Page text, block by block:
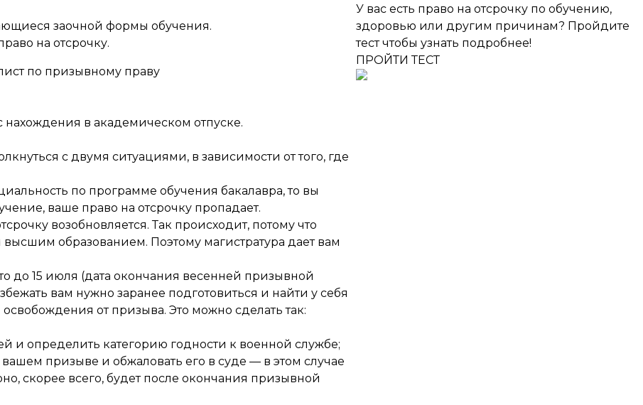
заочной формы обучения.
на отсрочку.
по призывному праву
нахождения в академическом отпуске.
с двумя ситуациями, в зависимости от того, где
по программе обучения бакалавра, то вы
ваше право на отсрочку пропадает.
возобновляется. Так происходит, потому что
образованием. Поэтому магистратура дает вам
до 15 июля (дата окончания весенней призывной
вам нужно заранее подготовиться и найти у себя
от призыва. Это можно сделать так:
и определить категорию годности к военной службе;
призыве и обжаловать его в суде — в этом случае
скорее всего, будет после окончания призывной
У вас есть право на отсрочку по обучению,
здоровью или другим причинам? Пройдите
тест чтобы узнать подробнее!
ПРОЙТИ ТЕСТ